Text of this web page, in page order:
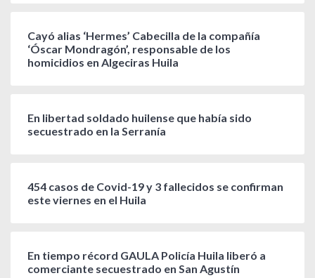
Cayó alias ‘Hermes’ Cabecilla de la compañía
‘Óscar Mondragón’, responsable de los
homicidios en Algeciras Huila
En libertad soldado huilense que había sido
secuestrado en la Serranía
454 casos de Covid-19 y 3 fallecidos se confirman
este viernes en el Huila
En tiempo récord GAULA Policía Huila liberó a
comerciante secuestrado en San Agustín